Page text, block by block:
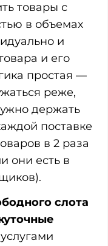
товары с
в объемах
и
и его
простая —
реже,
держать
поставке
в 2 раза
они есть в
слота